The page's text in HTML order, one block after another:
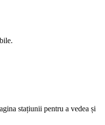
stațiunii pentru a vedea și